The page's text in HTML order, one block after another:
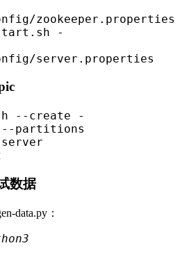
config/zookeeper.properties
-
config/server.properties
--create -
--partitions
数据
data.py：